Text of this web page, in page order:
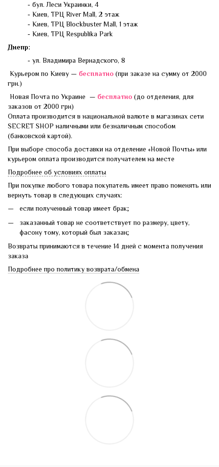
- бул. Леси Украинки, 4
- Киев, ТРЦ River Mall, 2 этаж
- Киев, ТРЦ Blockbuster Mall, 1 этаж
- Киев, ТРЦ Respublika Park
Днепр:
- ул. Владимира Вернадского, 8
Курьером по Киеву — бесплатно (при заказе на сумму от 2000
грн.)
Новая Почта по Украине — бесплатно (до отделения, для
заказов от 2000 грн)
Оплата производится в национальной валюте в магазинах сети
SECRET SHOP наличными или безналичным способом
(банковской картой).
При выборе способа доставки на отделение «Новой Почты» или
курьером оплата производится получателем на месте
Подробнее об условиях оплаты
При покупке любого товара покупатель имеет право поменять или
вернуть товар в следующих случаях:
если полученный товар имеет брак;
заказанный товар не соответствует по размеру, цвету,
фасону тому, который был заказан;
Возвраты принимаются в течение 14 дней с момента получения
заказа
Подробнее про политику возврата/обмена